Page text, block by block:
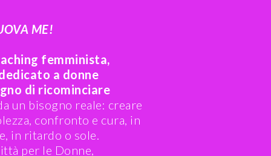
ME!
femminista,
a donne
di ricominciare
un bisogno reale: creare
confronto e cura, in
in ritardo o sole.
per le Donne,